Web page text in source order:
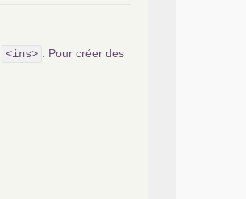
<ins>
. Pour créer des